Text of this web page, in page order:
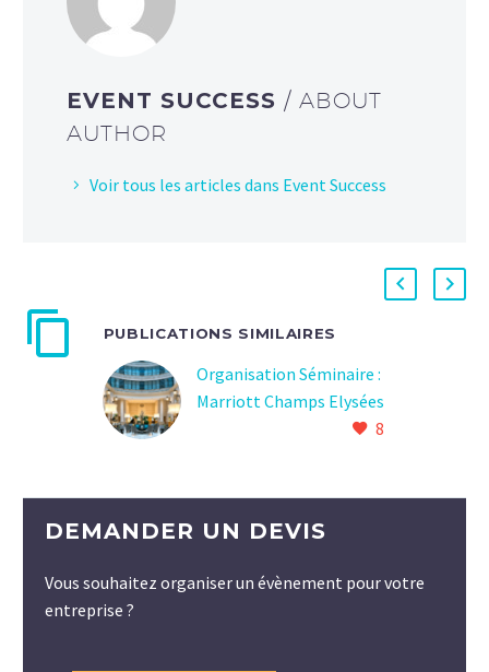
EVENT SUCCESS / ABOUT
AUTHOR
Voir tous les articles dans Event Success
PUBLICATIONS SIMILAIRES
Organisation Séminaire :
Marriott Champs Elysées
8
DEMANDER UN DEVIS
Vous souhaitez organiser un évènement pour votre
entreprise ?